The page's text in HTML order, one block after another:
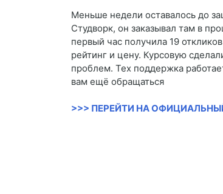
Меньше недели оставалось до
Студворк, он заказывал там в
первый час получила 19
рейтинг и цену. Курсовую
проблем. Тех поддержка
вам ещё обращаться
>>> ПЕРЕЙТИ НА